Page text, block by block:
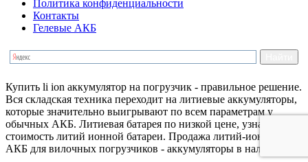
Политика конфиденциальности
Контакты
Гелевые АКБ
Купить li ion аккумулятор на погрузчик - правильное решение.
Вся складская техника переходит на литиевые аккумуляторы,
которые значительно выигрывают по всем параметрам у
обычных АКБ. Литиевая батарея по низкой цене, узнать
стоимость литий ионной батареи. Продажа литий-ионных
АКБ для вилочных погрузчиков - аккумуляторы в наличии!